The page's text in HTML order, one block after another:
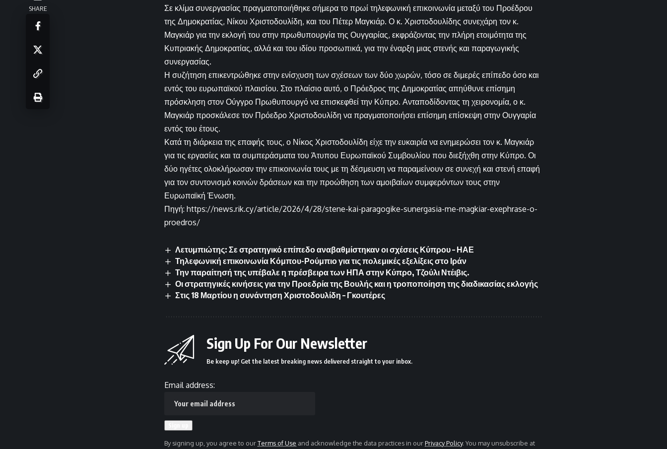
SHARE
Σε κλίμα συνεργασίας πραγματοποιήθηκε σήμερα το πρωί τηλεφωνική επικοινωνία μεταξύ του Προέδρου
της Δημοκρατίας, Νίκου Χριστοδουλίδη, και του Πέτερ Μαγκιάρ. Ο κ. Χριστοδουλίδης συνεχάρη τον κ.
Μαγκιάρ για την εκλογή του στην πρωθυπουργία της Ουγγαρίας, εκφράζοντας την πλήρη ετοιμότητα της
Κυπριακής Δημοκρατίας, αλλά και του ιδίου προσωπικά, για την έναρξη μιας στενής και παραγωγικής
συνεργασίας.
Η συζήτηση επικεντρώθηκε στην ενίσχυση των σχέσεων των δύο χωρών, τόσο σε διμερές επίπεδο όσο και
εντός του ευρωπαϊκού πλαισίου. Στο πλαίσιο αυτό, ο Πρόεδρος της Δημοκρατίας απηύθυνε επίσημη
πρόσκληση στον Ούγγρο Πρωθυπουργό να επισκεφθεί την Κύπρο. Ανταποδίδοντας τη χειρονομία, ο κ.
Μαγκιάρ προσκάλεσε τον Πρόεδρο Χριστοδουλίδη να πραγματοποιήσει επίσημη επίσκεψη στην Ουγγαρία
εντός του έτους.
Κατά τη διάρκεια της επαφής τους, ο Νίκος Χριστοδουλίδη είχε την ευκαιρία να ενημερώσει τον κ. Μαγκιάρ
για τις εργασίες και τα συμπεράσματα του Άτυπου Ευρωπαϊκού Συμβουλίου που διεξήχθη στην Κύπρο. Οι
δύο ηγέτες ολοκλήρωσαν την επικοινωνία τους με τη δέσμευση να παραμείνουν σε συνεχή και στενή επαφή
για τον συντονισμό κοινών δράσεων και την προώθηση των αμοιβαίων συμφερόντων τους στην
Ευρωπαϊκή Ένωση.
Πηγή: https://news.rik.cy/article/2026/4/28/stene-kai-paragogike-sunergasia-me-magkiar-exephrase-o-
proedros/
Λετυμπιώτης: Σε στρατηγικό επίπεδο αναβαθμίστηκαν οι σχέσεις Κύπρου – ΗΑΕ
Τηλεφωνική επικοινωνία Κόμπου-Ρούμπιο για τις πολεμικές εξελίξεις στο Ιράν
Την παραίτησή της υπέβαλε η πρέσβειρα των ΗΠΑ στην Κύπρο, Τζούλι Ντέιβις.
Οι στρατηγικές κινήσεις για την Προεδρία της Βουλής και η τροποποίηση της διαδικασίας εκλογής
Στις 18 Μαρτίου η συνάντηση Χριστοδουλίδη – Γκουτέρες
Sign Up For Our Newsletter
Be keep up! Get the latest breaking news delivered straight to your inbox.
Email address:
By signing up, you agree to ourTerms of Use and acknowledge the data practices in ourPrivacy Policy. You may unsubscribe at